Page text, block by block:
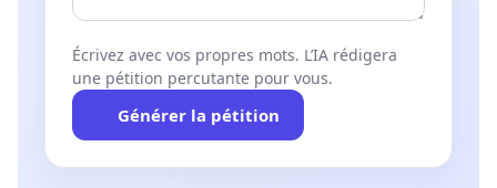
Écrivez avec vos propres mots. L’IA rédigera
une pétition percutante pour vous.
Générer la pétition